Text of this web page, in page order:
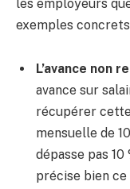
les employeurs
exemples
L’avance non
avance sur
récupérer
mensuelle de
dépasse pas
précise bien ce